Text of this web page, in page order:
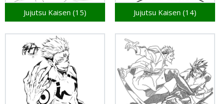
Jujutsu Kaisen (15) Jujutsu Kaisen (14)